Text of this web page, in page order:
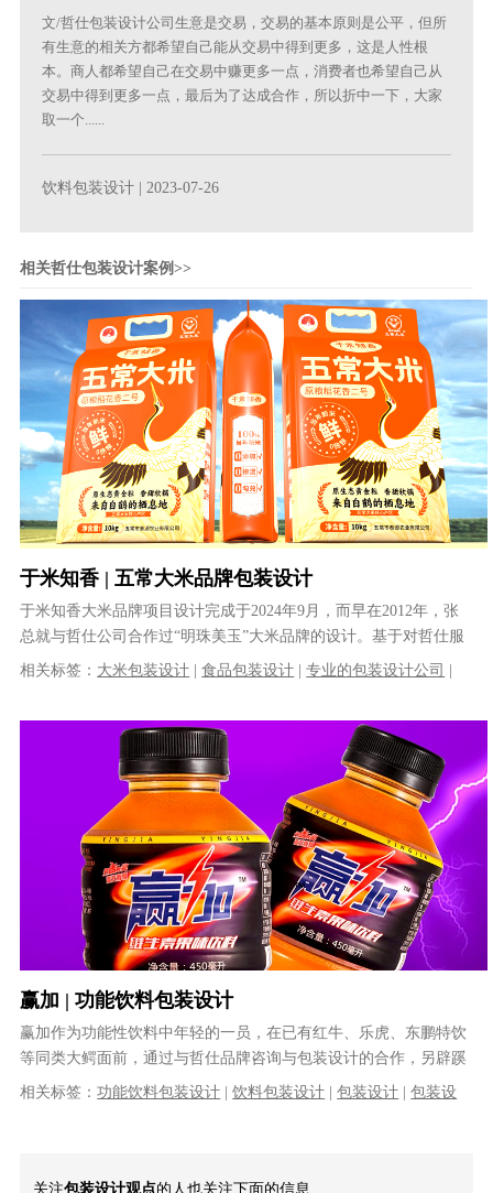
文/哲仕包装设计公司生意是交易，交易的基本原则是公平，但所
有生意的相关方都希望自己能从交易中得到更多，这是人性根
本。商人都希望自己在交易中赚更多一点，消费者也希望自己从
交易中得到更多一点，最后为了达成合作，所以折中一下，大家
取一个......
饮料包装设计 | 2023-07-26
相关哲仕包装设计案例>>
于米知香 | 五常大米品牌包装设计
于米知香大米品牌项目设计完成于2024年9月，而早在2012年，张
总就与哲仕公司合作过“明珠美玉”大米品牌的设计。基于对哲仕服
务与专业的认可，张总新的......
相关标签： 大米包装设计 |食品包装设计 |专业的包装设计公司
赢加 | 功能饮料包装设计
赢加作为功能性饮料中年轻的一员，在已有红牛、乐虎、东鹏特饮
等同类大鳄面前，通过与哲仕品牌咨询与包装设计的合作，另辟蹊
径地跳出固有的横向定位思维，以独特......
相关标签：功能饮料包装设计 |饮料包装设计 |包装设计 |包装设
关注包装设计观点的人也关注下面的信息